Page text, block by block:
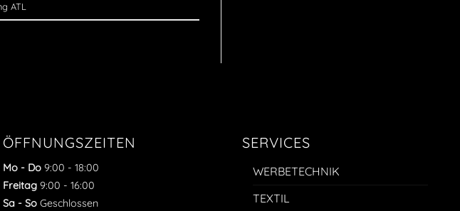
ATL
ÖFFNUNGSZEITEN
Mo - Do 9:00 - 18:00
Freitag 9:00 - 16:00
Sa - So Geschlossen
SERVICES
WERBETECHNIK
TEXTIL